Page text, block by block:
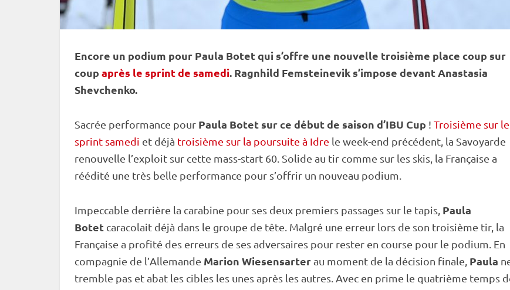
Encore un podium pour Paula Botet qui s’offre une nouvelle troisième place coup sur
coup après le sprint de samedi. Ragnhild Femsteinevik s’impose devant Anastasia
Shevchenko.
Sacrée performance pour Paula Botet sur ce début de saison d’IBU Cup ! Troisième sur le
sprint samedi et déjà troisième sur la poursuite à Idre le week-end précédent, la Savoyarde
renouvelle l’exploit sur cette mass-start 60. Solide au tir comme sur les skis, la Française a
réédité une très belle performance pour s’offrir un nouveau podium.
Impeccable derrière la carabine pour ses deux premiers passages sur le tapis Paula
Botet caracolait déjà dans le groupe de tête. Malgré une erreur lors de son troisième tir, la
Française a profité des erreurs de ses adversaires pour rester en course pour le podium. En
compagnie de l’Allemande Marion Wiesensarterau moment de la décision finale, Paula
tremble pas et abat les cibles les unes après les autres. Avec en prime le quatrième temps